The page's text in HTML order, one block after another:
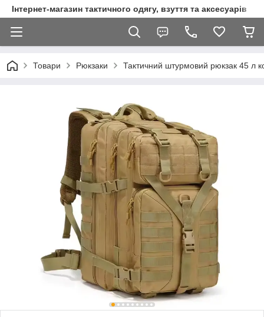
Інтернет-магазин тактичного одягу, взуття та аксесуарів
Товари Рюкзаки Тактичний штурмовий рюкзак 45 л